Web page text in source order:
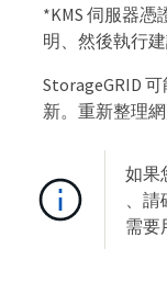
*KMS 伺服器
明、然後執行建
StorageGRID
新。重新整理
如果
、
需要